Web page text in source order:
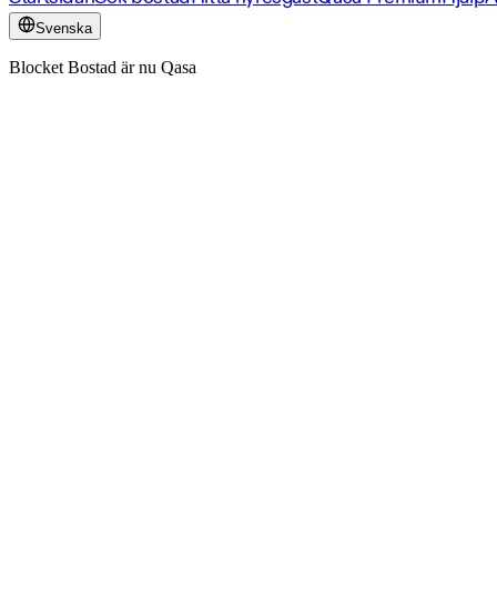
Svenska
Blocket Bostad är nu Qasa